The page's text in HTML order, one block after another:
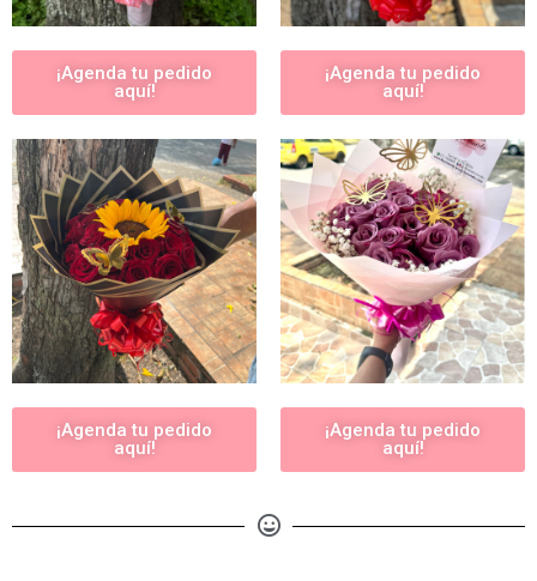
¡Agenda tu pedido
aquí!
¡Agenda tu pedido
aquí!
¡Agenda tu pedido
aquí!
¡Agenda tu pedido
aquí!